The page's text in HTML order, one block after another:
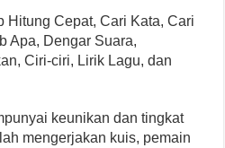
Hitung Cepat, Cari Kata, Cari
Apa, Dengar Suara,
Ciri-ciri, Lirik Lagu, dan
keunikan dan tingkat
mengerjakan kuis, pemain